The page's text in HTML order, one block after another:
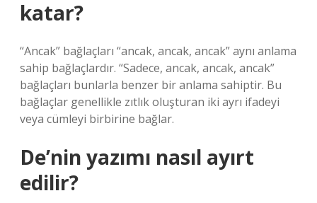
katar?
“Ancak” bağlaçları “ancak, ancak, ancak” aynı anlama
sahip bağlaçlardır. “Sadece, ancak, ancak, ancak”
bağlaçları bunlarla benzer bir anlama sahiptir. Bu
bağlaçlar genellikle zıtlık oluşturan iki ayrı ifadeyi
veya cümleyi birbirine bağlar.
De’nin yazımı nasıl ayırt
edilir?